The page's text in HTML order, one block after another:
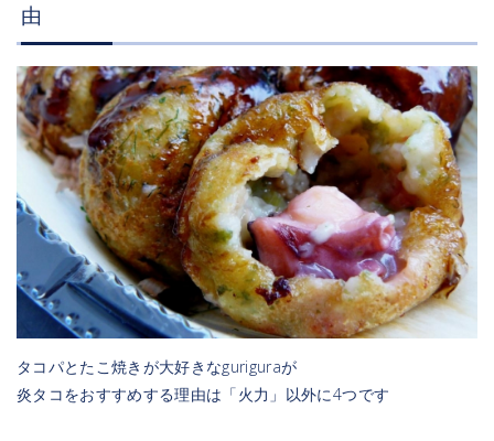
由
タコパとたこ焼きが大好きなguriguraが
炎タコをおすすめする理由は「火力」以外に4つです